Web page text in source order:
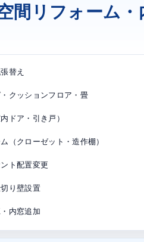
間リフォーム・
替え
クッションフロア・畳
ドア・引き戸）
（クローゼット・造作棚）
ト配置変更
り壁設置
内窓追加